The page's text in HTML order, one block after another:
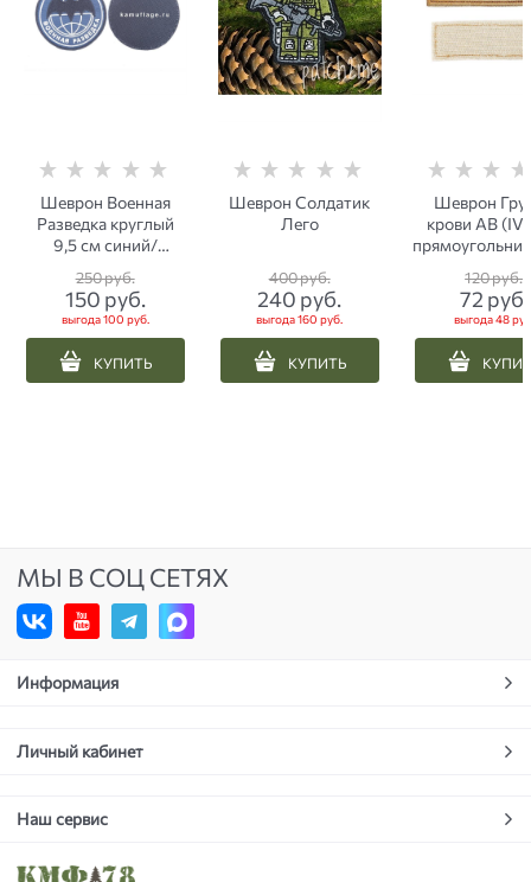
Шеврон Военная
Разведка круглый
9,5 см синий/
250 руб.
150 руб.
выгода100 руб.
КУПИТЬ
Шеврон Солдатик
Лего
400 руб.
240 руб.
выгода160 руб.
КУПИТЬ
Шеврон
крови AB
120 руб.
72 руб.
выгода48
МЫ В СОЦ СЕТЯХ
Информация
Личный кабинет
Наш сервис